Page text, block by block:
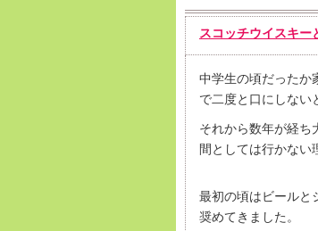
スコッチウイスキー
中学生の頃だったか
で二度と口にしない
それから数年が経ち
間としては行かない
最初の頃はビールと
奨めてきました。